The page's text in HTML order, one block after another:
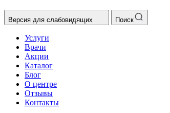
Версия для слабовидящих Поиск
Услуги
Врачи
Акции
Каталог
Блог
О центре
Отзывы
Контакты